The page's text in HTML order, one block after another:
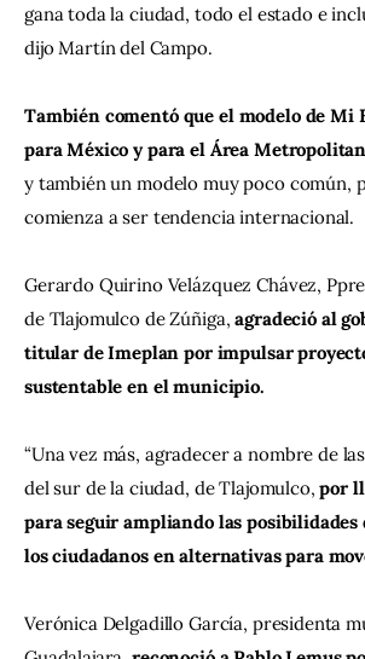
gana toda la ciudad, todo el estado e
dijo Martín del Campo.
También comentó que el modelo de Mi
para México y para el Área
y también un modelo muy poco común,
comienza a ser tendencia internacional.
Gerardo Quirino Velázquez Chávez,
de Tlajomulco de Zúñiga, agradeció al
titular de Imeplan por impulsar
sustentable en el municipio.
“Una vez más, agradecer a nombre de
del sur de la ciudad, de Tlajomulco, por
para seguir ampliando las posibilidades
los ciudadanos en alternativas para
Verónica Delgadillo García, presidenta